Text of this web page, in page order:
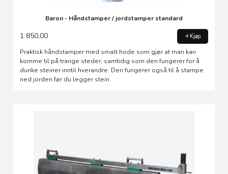
Baron - Håndstamper / jordstamper standard
1 850,00 Kjøp
Praktisk håndstamper med smalt hode som gjør at man kan
komme til på trange steder, samtidig som den fungerer for å
dunke steiner inntil hverandre. Den fungerer også til å stampe
ned jorden før du legger stein.